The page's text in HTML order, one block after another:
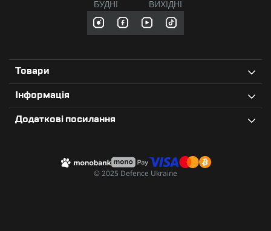
БУДНІ ВИХІДНІ
Товари
Інформація
Додаткові посилання
© 2025 Defence Ukraine